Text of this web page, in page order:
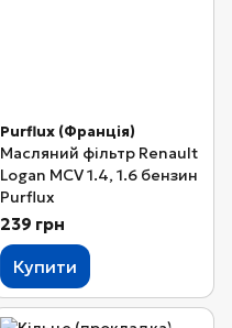
Purflux (Франція)
Масляний фільтр Renault
Logan MCV 1.4, 1.6 бензин
Purflux
239 грн
Купити